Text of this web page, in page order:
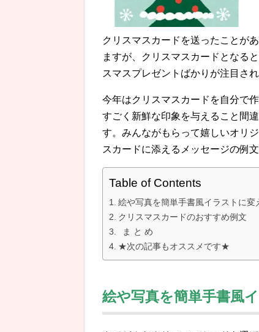
クリスマスカードを送ったことが
ますが、クリスマスカードとなる
スマスプレゼントばかりが注目され
今年はクリスマスカードを自分で
すごく新鮮な印象を与えること間
す。みんながもらって嬉しいオリ
スカードに添えるメッセージの例
Table of Contents
絵や写真を簡単手書風イラストに変
クリスマスカードのおすすめ例文
ま と め
★次の記事もオススメです★
絵や写真を簡単手書風